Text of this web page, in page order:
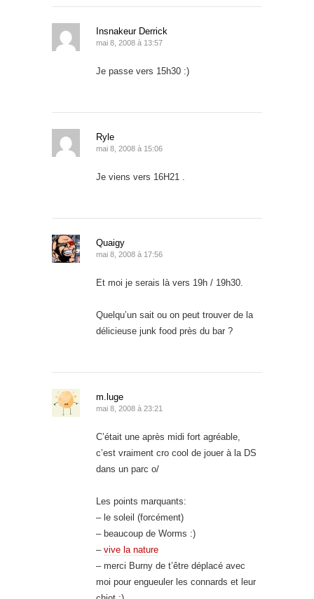
Insnakeur Derrick
mai 8, 2008 à 13:57
Je passe vers 15h30 :)
Ryle
mai 8, 2008 à 15:06
Je viens vers 16H21 .
Quaigy
mai 8, 2008 à 17:56
Et moi je serais là vers 19h / 19h30.
Quelqu’un sait ou on peut trouver de la
délicieuse junk food près du bar ?
m.luge
mai 8, 2008 à 23:21
C’était une après midi fort agréable,
c’est vraiment cro cool de jouer à la DS
dans un parc o/
Les points marquants:
– le soleil (forcément)
– beaucoup de Worms :)
– vive la nature
– merci Burny de t’être déplacé avec
moi pour engueuler les connards et leur